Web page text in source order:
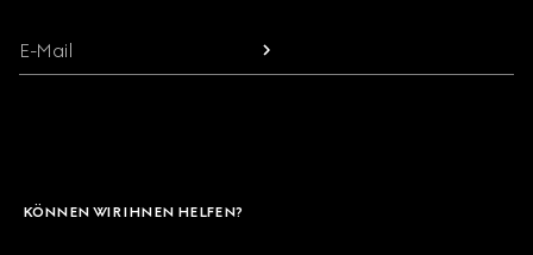
E-Mail
KÖNNEN WIR IHNEN HELFEN?